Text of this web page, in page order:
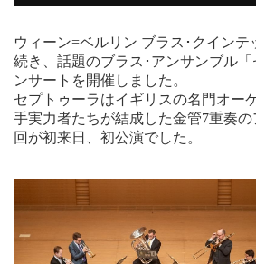
ウィーン=ベルリン ブラス･クインテ
続き、話題のブラス･アンサンブル
ンサートを開催しました。
セプトゥーラはイギリスの名門オー
手実力者たちが結成した金管7重奏
回が初来日、初公演でした。